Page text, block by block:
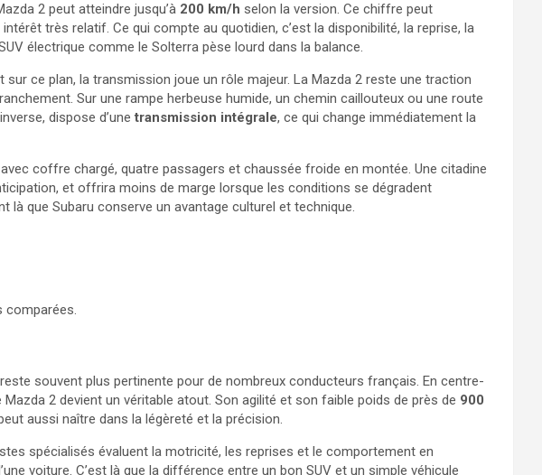
2 peut atteindre jusqu’à 200 km/h selon la version. Ce chiffre peut
très relatif. Ce qui compte au quotidien, c’est la disponibilité, la reprise, la
électrique comme le Solterra pèse lourd dans la balance.
ce plan, la transmission joue un rôle majeur. La Mazda 2 reste une traction
Sur une rampe herbeuse humide, un chemin caillouteux ou une route
dispose d’unetransmission intégrale, ce qui change immédiatement la
coffre chargé, quatre passagers et chaussée froide en montée. Une citadine
et offrira moins de marge lorsque les conditions se dégradent
là que Subaru conserve un avantage culturel et technique.
comparées.
souvent plus pertinente pour de nombreux conducteurs français. En centre-
2 devient un véritable atout. Son agilité et son faible poids de près de 900
aussi naître dans la légèreté et la précision.
spécialisés évaluent la motricité, les reprises et le comportement en
voiture. C’est là que la différence entre un bon SUV et un simple véhicule